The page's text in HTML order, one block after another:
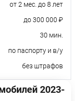
от 2 мес. до 8 лет
до 300 000 ₽
30 мин.
по паспорту и в/у
без штрафов
2023-